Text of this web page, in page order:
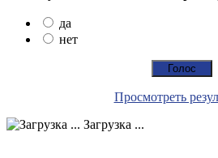
да
нет
Просмотреть
Загрузка ...